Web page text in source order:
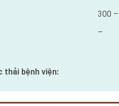
300
–
thải bệnh viện: